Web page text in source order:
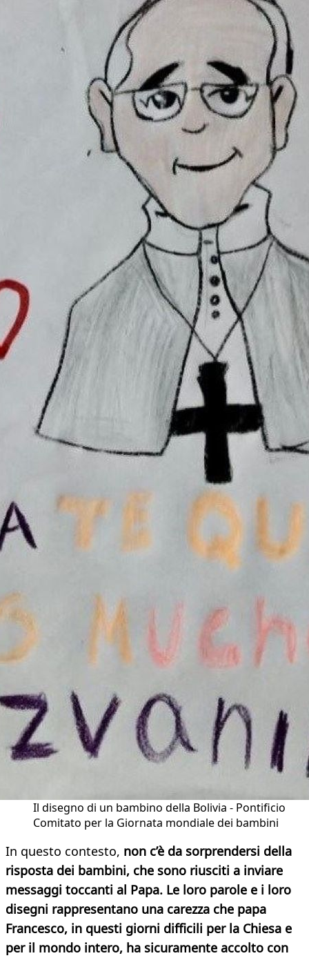
Il disegno di un bambino della Bolivia - Pontificio
Comitato per la Giornata mondiale dei bambini
In questo contesto, non c’è da sorprendersi della
risposta dei bambini, che sono riusciti a inviare
messaggi toccanti al Papa. Le loro parole e i loro
disegni rappresentano una carezza che papa
Francesco, in questi giorni difficili per la Chiesa e
per il mondo intero, ha sicuramente accolto con